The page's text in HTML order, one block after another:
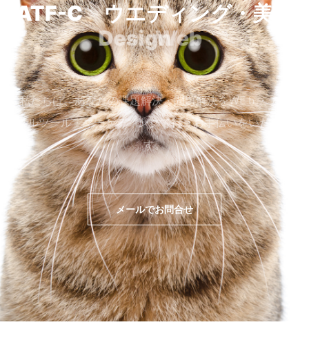
ATF-C ウエディング・美容
Design
私たちは、あなたの課題解決・問題解決をWEｂ・デジ
タルツール・マーケティングで行うお手伝いをいたしま
す。
メールでお問合せ